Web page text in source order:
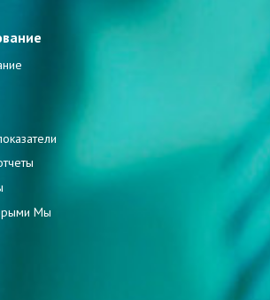
Мы